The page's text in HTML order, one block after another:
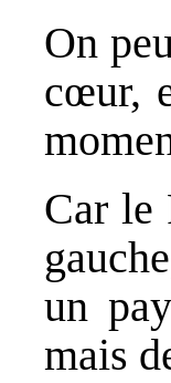
On
cœur,
Car le
un
mais